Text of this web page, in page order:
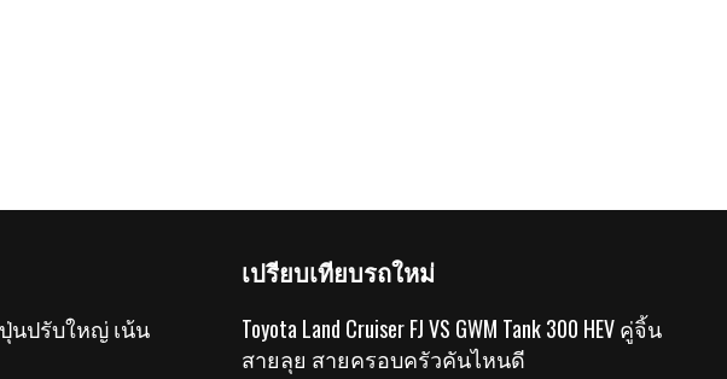
ปุ่นปรับใหญ่ เน้น
เปรียบเทียบรถใหม่
Toyota Land Cruiser FJ VS GWM Tank 300 HEV คู่จิ้น
สายลุย สายครอบครัวคันไหนดี